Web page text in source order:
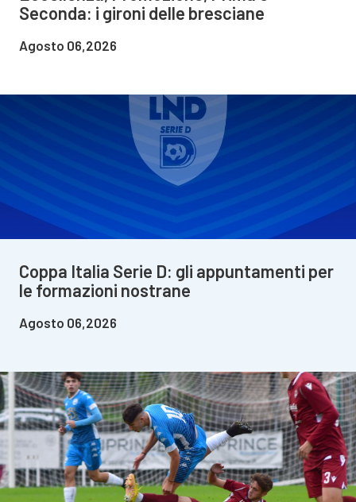
Seconda: i gironi delle bresciane
Agosto 06,2026
Coppa Italia Serie D: gli appuntamenti per
le formazioni nostrane
Agosto 06,2026